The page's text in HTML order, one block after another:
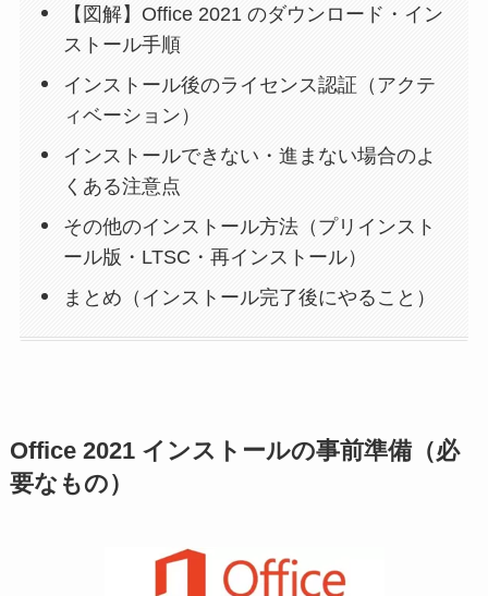
【図解】Office 2021 のダウンロード・イン
ストール手順
インストール後のライセンス認証（アクテ
ィベーション）
インストールできない・進まない場合のよ
くある注意点
その他のインストール方法（プリインスト
ール版・LTSC・再インストール）
まとめ（インストール完了後にやること）
Office 2021 インストールの事前準備（必
要なもの）